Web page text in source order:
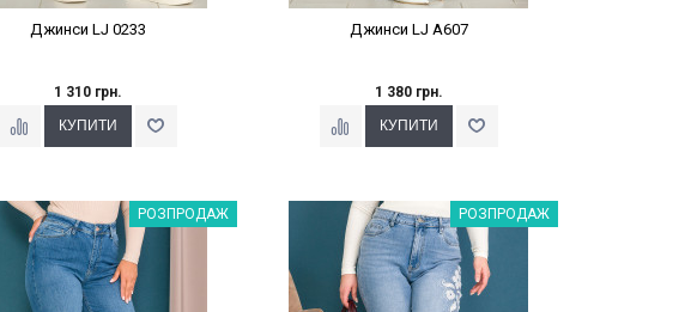
Джинси LJ 0233
1 310 грн.
Джинси LJ A607
1 380 грн.
Наклейки Варіант з %РОЗПРОДАЖ Наклейки Варіант з %РОЗПРОДАЖ